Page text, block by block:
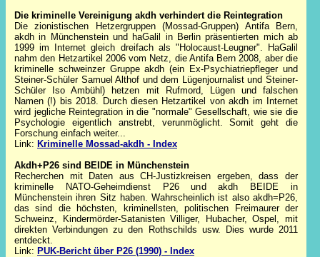
Die kriminelle Vereinigung akdh verhindert die Reintegration
Die zionistischen Hetzergruppen (Mossad-Gruppen) Antifa Bern,
akdh in Münchenstein und haGalil in Berlin präsentierten mich ab
1999 im Internet gleich dreifach als "Holocaust-Leugner". HaGalil
nahm den Hetzartikel 2006 vom Netz, die Antifa Bern 2008, aber die
kriminelle schweinzer Gruppe akdh (ein Ex-Psychiatriepfleger und
Steiner-Schüler Samuel Althof und dem Lügenjournalist und Steiner-
Schüler Iso Ambühl) hetzen mit Rufmord, Lügen und falschen
Namen (!) bis 2018. Durch diesen Hetzartikel von akdh im Internet
wird jegliche Reintegration in die "normale" Gesellschaft, wie sie die
Psychologie eigentlich anstrebt, verunmöglicht.Somit geht die
Forschung einfach weiter...
Link: Kriminelle Mossad-akdh - Index
Akdh+P26 sind BEIDE in Münchenstein
Recherchen mit Daten aus CH-Justizkreisen ergeben, dass der
kriminelle NATO-Geheimdienst P26 und akdh BEIDE in
Münchenstein ihren Sitz haben. Wahrscheinlich ist also akdh=P26,
das sind die höchsten, kriminellsten, politischen Freimaurer der
Schweinz, Kindermörder-Satanisten Villiger, Hubacher, Ospel, mit
direkten Verbindungen zu den Rothschilds usw.
Dies wurde 2011
entdeckt.
Link: PUK-Bericht über P26 (1990) - Index